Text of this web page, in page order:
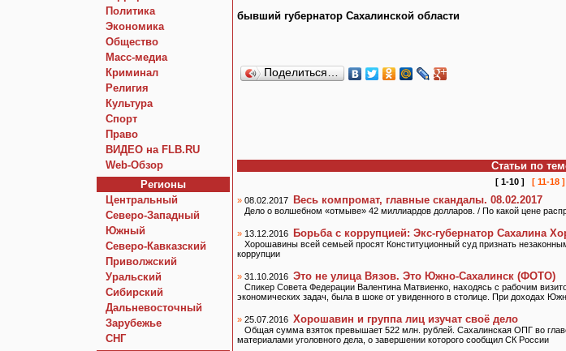
Политика
Экономика
Общество
Macc-медиа
Криминал
Религия
Культура
Спорт
Право
ВИДЕО на FLB.RU
Web-Обзор
Регионы
Центральный
Северо-Западный
Южный
Северо-Кавказский
Приволжский
Уральский
Сибирский
Дальневосточный
Зарубежье
СНГ
бывший губернатор Сахалинской области
Поделиться…
Статьи по
[ 1-10 ]
[ 11-18 ]
» 08.02.2017 Весь компромат, главные скандалы. 08.02.2017
Дело о волшебном «отмыве» 42 миллиардов долларов. / По какой цене
» 13.12.2016 Борьба с коррупцией: Экс-губернатор Сахалина
Хорошавины всей семьей просят Конституционный суд признать
коррупции
» 31.10.2016 Это не улица Вязов. Это Южно-Сахалинск (ФОТО)
Спикер Совета Федерации Валентина Матвиенко, находясь с рабочим
экономических задач, была в шоке от увиденного в столице. При доходах
» 25.07.2016 Хорошавин и группа лиц изучат своё дело
Общая сумма взяток превышает 522 млн. рублей. Сахалинская ОПГ во
материалами уголовного дела, о завершении которого сообщил СК России